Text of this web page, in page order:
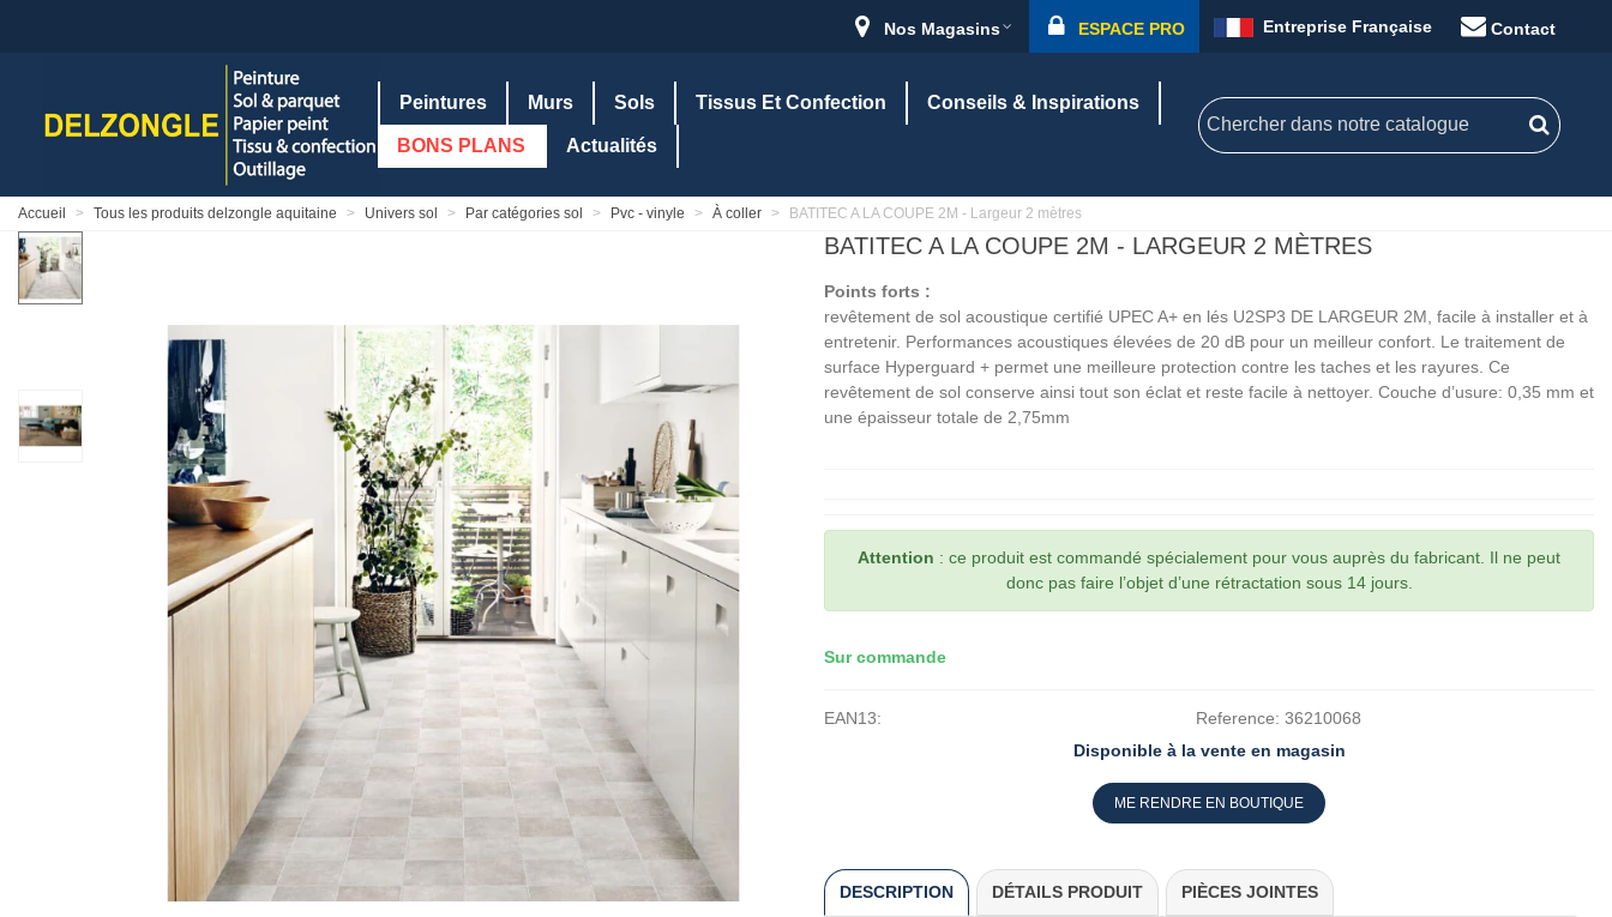
Nos Magasins ESPACE PRO Entreprise Française Contact
Peintures Murs Sols Tissus Et Confection Conseils & Inspirations
BONS PLANS Actualités
Accueil > Tous les produits delzongle aquitaine > Univers sol > Par catégories sol > Pvc - vinyle > À coller > BATITEC A LA COUPE 2M - Largeur 2 mètres
BATITEC A LA COUPE 2M - LARGEUR 2 MÈTRES
Points forts :
revêtement de sol acoustique certifié UPEC A+ en lés U2SP3 DE LARGEUR 2M, facile à installer et à
entretenir. Performances acoustiques élevées de 20 dB pour un meilleur confort. Le traitement de
surface Hyperguard + permet une meilleure protection contre les taches et les rayures. Ce
revêtement de sol conserve ainsi tout son éclat et reste facile à nettoyer. Couche d’usure: 0,35 mm et
une épaisseur totale de 2,75mm
Attention : ce produit est commandé spécialement pour vous auprès du fabricant. Il ne peut
donc pas faire l’objet d’une rétractation sous 14 jours.
Sur commande
EAN13: Reference: 36210068
Disponible à la vente en magasin
ME RENDRE EN BOUTIQUE
DESCRIPTION DÉTAILS PRODUIT PIÈCES JOINTES